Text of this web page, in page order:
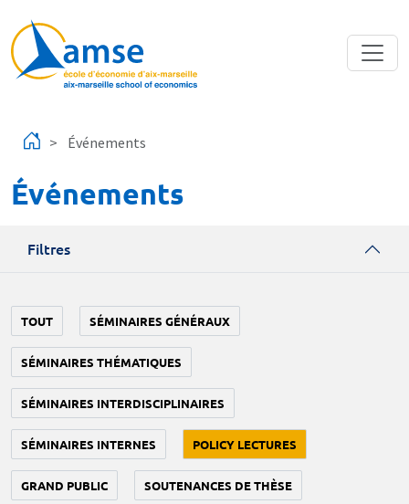
Événements
Événements
Filtres
TOUT SÉMINAIRES GÉNÉRAUX
SÉMINAIRES THÉMATIQUES
SÉMINAIRES INTERDISCIPLINAIRES
SÉMINAIRES INTERNES POLICY LECTURES
GRAND PUBLIC SOUTENANCES DE THÈSE